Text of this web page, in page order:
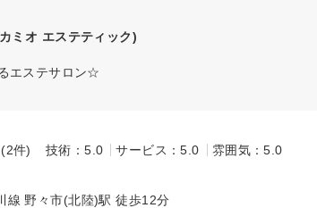
ミオ エステティック)
エステサロン☆
(2件) 技術：5.0 サービス：5.0
雰囲気：5.0
線 野々市(北陸)駅 徒歩12分